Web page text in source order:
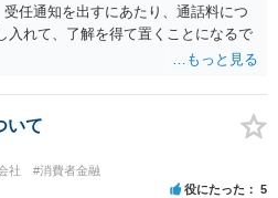
任通知を出すにあたり、通話料につ
入れて、了解を得て置くことになるで
いて
社 #消費者金融
役にたった 5